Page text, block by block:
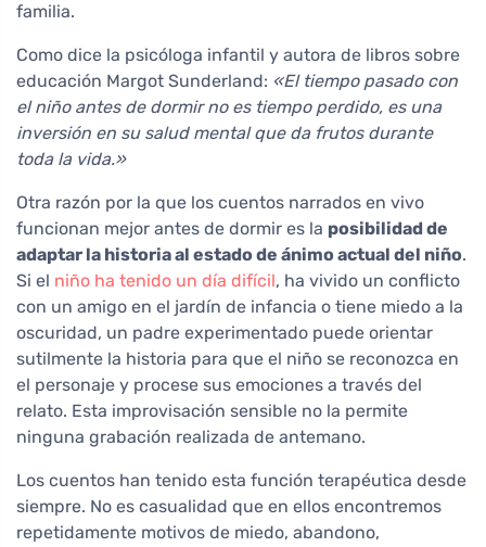
familia.
Como dice la psicóloga infantil y autora de libros sobre
educación Margot Sunderland: «El tiempo pasado con
el niño antes de dormir no es tiempo perdido, es una
inversión en su salud mental que da frutos durante
toda la vida.»
Otra razón por la que los cuentos narrados en vivo
funcionan mejor antes de dormir es la posibilidad de
adaptar la historia al estado de ánimo actual del niño.
Si el niño ha tenido un día difícil, ha vivido un conflicto
con un amigo en el jardín de infancia o tiene miedo a la
oscuridad, un padre experimentado puede orientar
sutilmente la historia para que el niño se reconozca en
el personaje y procese sus emociones a través del
relato. Esta improvisación sensible no la permite
ninguna grabación realizada de antemano.
Los cuentos han tenido esta función terapéutica desde
siempre. No es casualidad que en ellos encontremos
repetidamente motivos de miedo, abandono,